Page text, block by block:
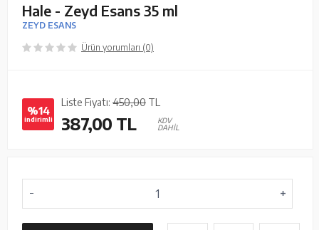
Hale - Zeyd Esans 35 ml
ZEYD ESANS
Ürün yorumları (0)
%14
indirimli
Liste Fiyatı: 450,00 TL
387,00 TL
KDV
DAHİL